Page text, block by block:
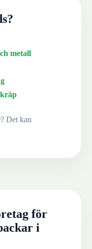
metall
? Det kan
för
i